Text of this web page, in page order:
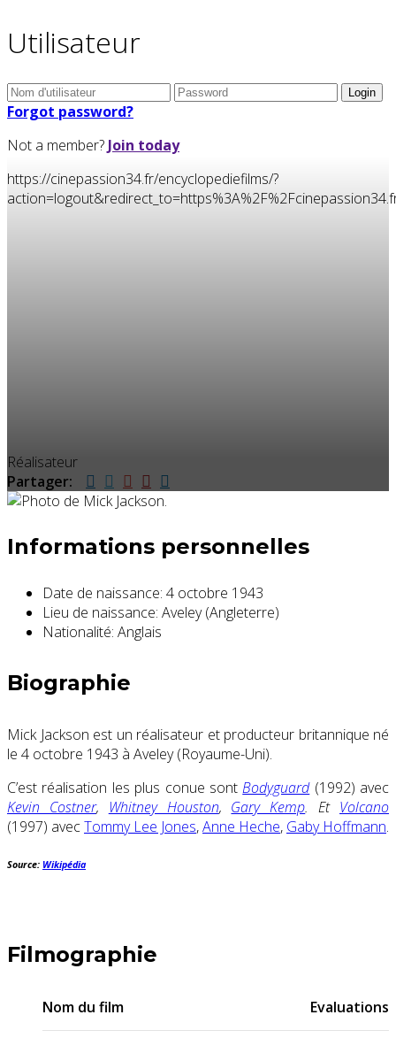
Utilisateur
Forgot password?
Not a member? Join today
https://cinepassion34.fr/encyclopediefilms/?
Réalisateur
Partager:
Informations personnelles
Date de naissance: 4 octobre 1943
Lieu de naissance: Aveley (Angleterre)
Nationalité: Anglais
Biographie
Mick Jackson est un réalisateur et producteur britannique né
le 4 octobre 1943 à Aveley (Royaume-Uni).
C’est réalisation les plus conue sontBodyguard (1992) avec
Kevin Costner, Whitney Houston, Gary Kemp. Et Volcano
(1997) avecTommy Lee Jones,Anne Heche, Gaby Hoffmann.
Source: Wikipédia
Filmographie
Nom du film Evaluations